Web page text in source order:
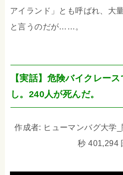
アイランド」とも呼ばれ、大
と言うのだが……。
【実話】危険バイクレー
し。240人が死んだ。
作成者: ヒューマンバグ大学
秒 401,294